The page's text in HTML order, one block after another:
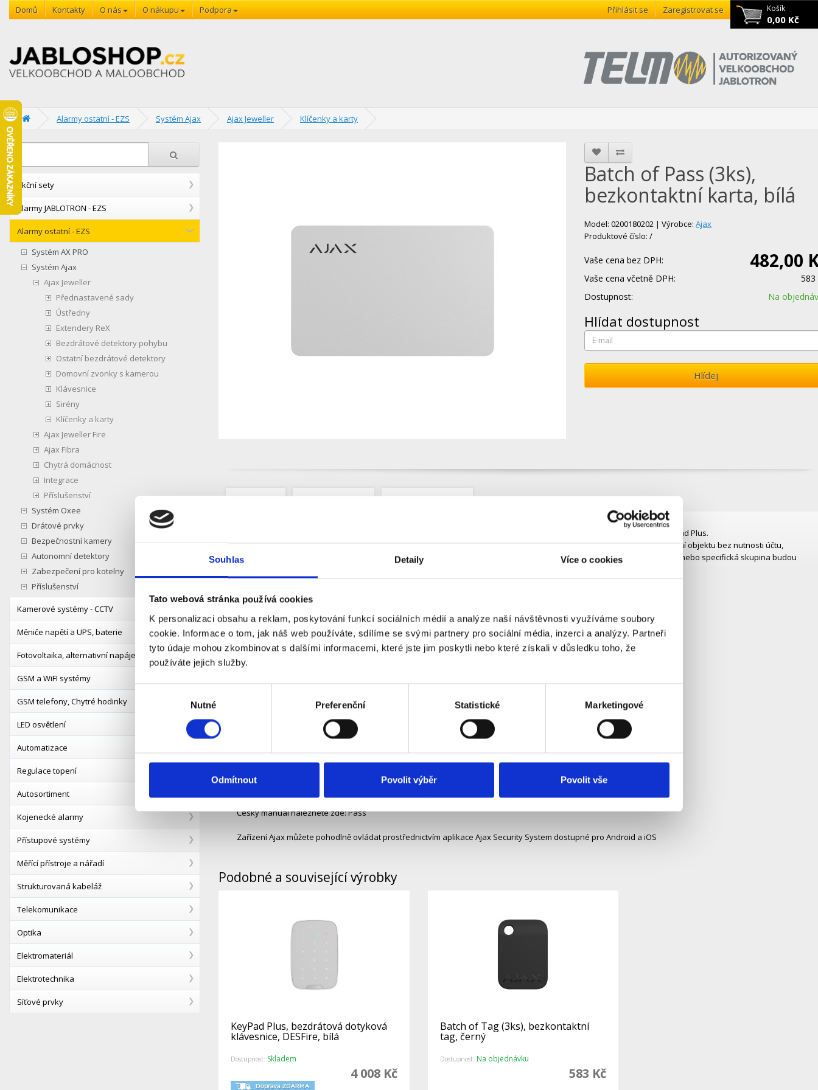
Souhlas Detaily Více o cookies
Tato webová stránka používá cookies
K personalizaci obsahu a reklam, poskytování funkcí sociálních médií a analýze naší návštěvnosti využíváme soubory
cookie. Informace o tom, jak náš web používáte, sdílíme se svými partnery pro sociální média, inzerci a analýzy. Partneři
tyto údaje mohou zkombinovat s dalšími informacemi, které jste jim poskytli nebo které získali v důsledku toho, že
používáte jejich služby.
Nutné Preferenční Statistické Marketingové
Odmítnout Povolit výběr Povolit vše
Košík
0,00 Kč
Domů Kontakty O nás O nákupu Podpora Přihlásit se Zaregistrovat se
Alarmy ostatní - EZS Systém Ajax Ajax Jeweller Klíčenky a karty
Akční sety
Alarmy JABLOTRON - EZS
Alarmy ostatní - EZS
Systém AX PRO
Systém Ajax
Ajax Jeweller
Přednastavené sady
Ústředny
Extendery ReX
Bezdrátové detektory pohybu
Ostatní bezdrátové detektory
Domovní zvonky s kamerou
Klávesnice
Sirény
Klíčenky a karty
Ajax Jeweller Fire
Ajax Fibra
Chytrá domácnost
Integrace
Příslušenství
Systém Oxee
Drátové prvky
Bezpečnostní kamery
Autonomní detektory
Zabezpečení pro kotelny
Příslušenství
Kamerové systémy - CCTV
Měniče napětí a UPS, baterie
Fotovoltaika, alternativní napájení
GSM a WiFI systémy
GSM telefony, Chytré hodinky
LED osvětlení
Automatizace
Regulace topení
Autosortiment
Kojenecké alarmy
Přístupové systémy
Měřící přístroje a nářadí
Strukturovaná kabeláž
Telekomunikace
Optika
Elektromateriál
Elektrotechnika
Síťové prvky
Batch of Pass (3ks),
bezkontaktní karta, bílá
Model: 0200180202 | Výrobce:Ajax
Produktové číslo: /
Vaše cena bez DPH: 482,00
Vaše cena včetně DPH:
583
Dostupnost:
Na
Hlídat dostupnost
Hlídej
Sada 3 ks bezkontaktních přístupových karet, podpora až 13 Hubů, technologie DESFire®, kompatibilní s klávesnicí KeyPad Plus.
Bezkontaktní přístupová karta pro ovládání stavu zabezpečovacího sytému Ajax. Karta umožňuje spravovat zabezpečení objektu bez nutnosti účtu,
přístupu k aplikaci Ajax nebo znalosti hesla – stačí pouze aktivovat klávesnici a přiložit k ní kartu. Zabezpečovací systém nebo specifická skupina budou
Klíčové vlastnosti karty:
- Podpora až 13 spárovaných Hubů
- Použití bez nutnosti zadávání hesla
- Možnost přiřazení konkrétnímu uživateli
- Kompatibilní pouze s klávesnicí s podporou DESFire®
- Sada obsahuje 3 ks karet
Český manuál naleznete zde: Pass
Zařízení Ajax můžete pohodlně ovládat prostřednictvím aplikace Ajax Security System dostupné pro Android a iOS
Podobné a související výrobky
KeyPad Plus, bezdrátová dotyková
klávesnice, DESFire, bílá
Dostupnost: Skladem
4 008 Kč
Batch of Tag (3ks), bezkontaktní
tag, černý
Dostupnost: Na objednávku
583 Kč